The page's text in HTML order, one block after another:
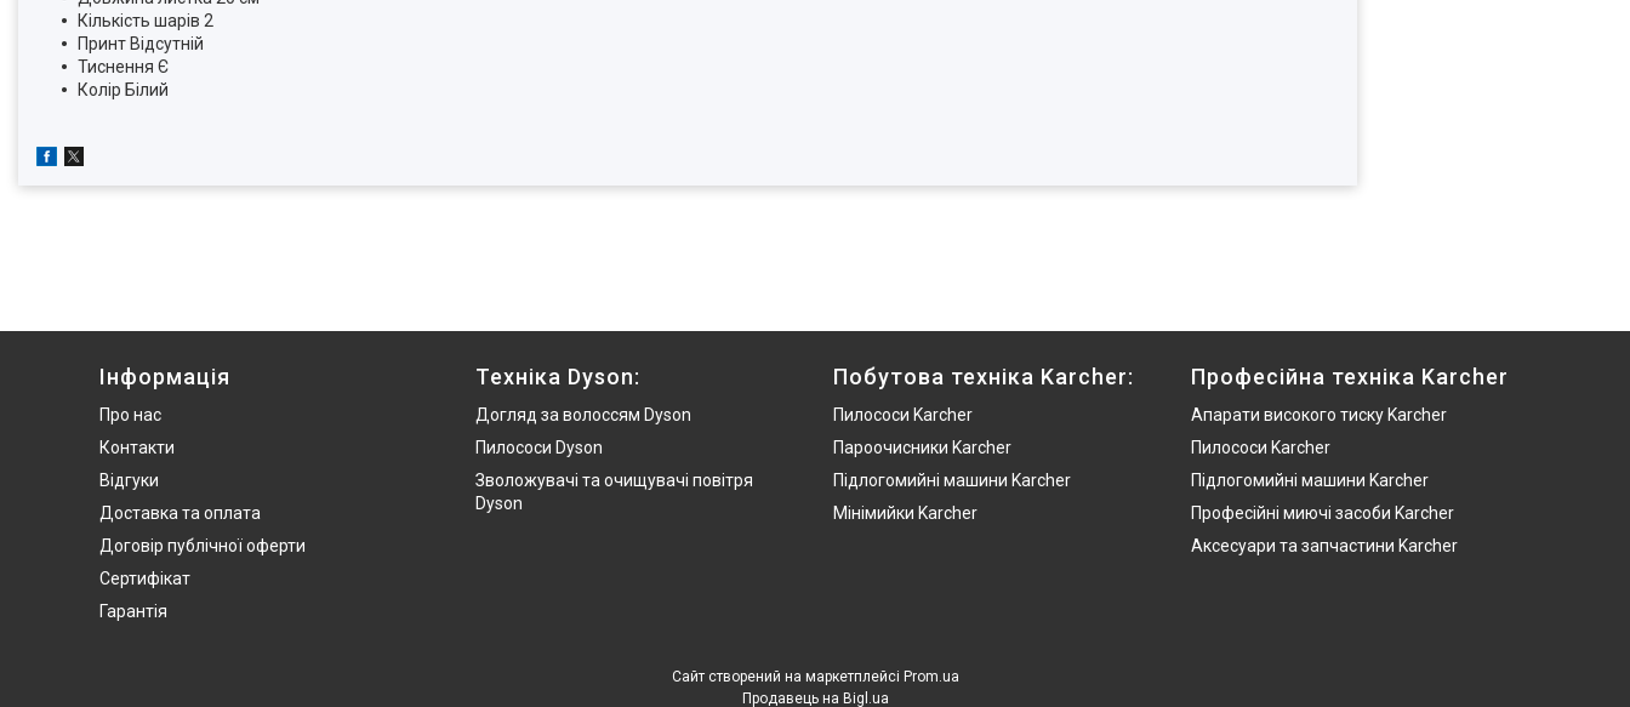
Кількість шарів 2
Принт Відсутній
Тиснення Є
Колір Білий
Інформація
Про нас
Контакти
Відгуки
Доставка та оплата
Договір публічної оферти
Сертифікат
Гарантія
Техніка Dyson:
Догляд за волоссям Dyson
Пилососи Dyson
Зволожувачі та очищувачі повітря
Dyson
Побутова техніка Karcher:
Пилососи Karcher
Пароочисники Karcher
Підлогомийні машини Karcher
Мінімийки Karcher
Професійна техніка Karcher
Апарати високого тиску Karcher
Пилососи Karcher
Підлогомийні машини Karcher
Професійні миючі засоби Karcher
Аксесуари та запчастини Karcher
Сайт створений на маркетплейсі Prom.ua
Продавець на Bigl.ua